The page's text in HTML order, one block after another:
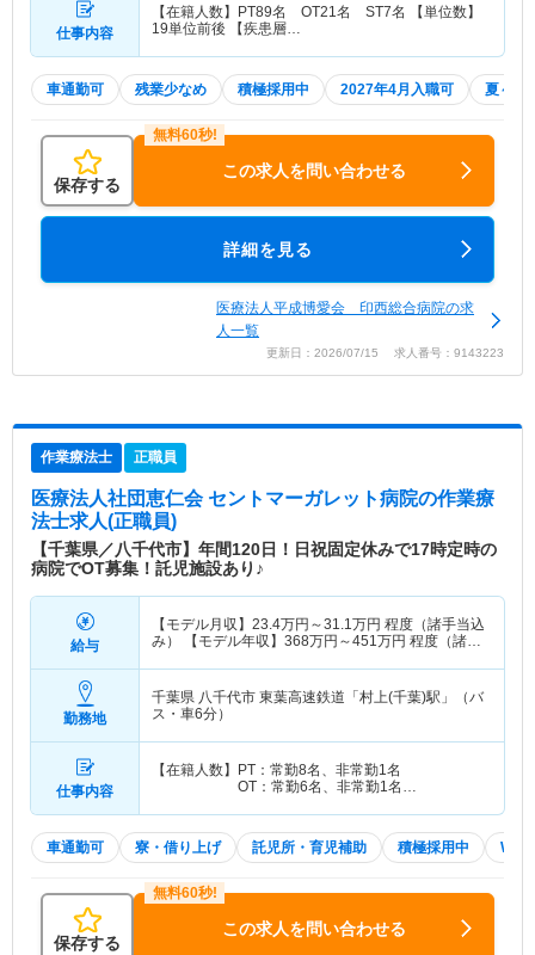
仕事内容
【在籍人数】PT89名 OT21名 ST7名 【単位数】
19単位前後 【疾患層…
車通勤可 残業少なめ 積極採用中 2027年4月入職可 夏～秋
保存する
この求人を問い合わせる
詳細を見る
医療法人平成博愛会 印西総合病院の求
人一覧
更新日：2026/07/15 求人番号：9143223
作業療法士 正職員
医療法人社団恵仁会 セントマーガレット病院の作業療
法士求人(正職員)
【千葉県／八千代市】年間120日！日祝固定休みで17時定時の
病院でOT募集！託児施設あり♪
給与
【モデル月収】 23.4万円～31.1万円 程度（諸手当込
み） 【モデル年収】 368万円～451万円 程度（諸手
勤務地
千葉県 八千代市 東葉高速鉄道「村上(千葉)駅」（バ
ス・車6分）
仕事内容
【在籍人数】PT：常勤8名、非常勤1名
OT：常勤6名、非常勤1名…
車通勤可 寮・借り上げ 託児所・育児補助 積極採用中
保存する
この求人を問い合わせる